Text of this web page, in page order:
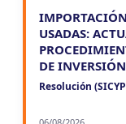
USADAS:
DE
Resolución